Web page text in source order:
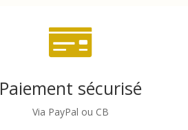

Paiement sécurisé
Via PayPal ou CB